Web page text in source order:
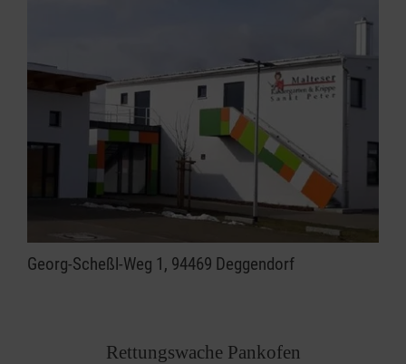
Georg-Scheßl-Weg 1, 94469 Deggendorf
Rettungswache Pankofen